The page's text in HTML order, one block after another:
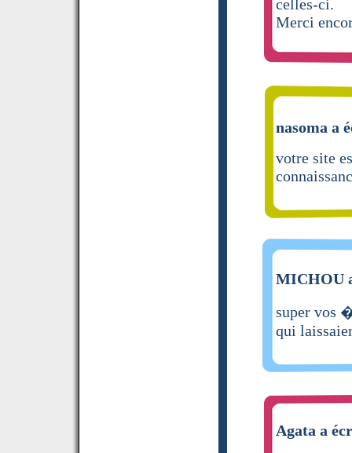
celles-ci.
Merci
nasoma a
votre site
MICHOU
super vos
qui
Agata a